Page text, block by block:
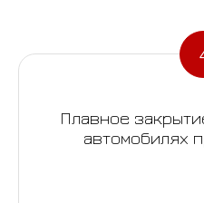
Плавное
автомобилях